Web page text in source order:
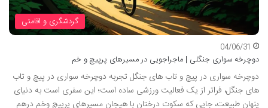
گردشگری و اقامتی
04/06/31
دوچرخه سواری جنگلی | ماجراجویی در مسیرهای پرپیچ و خم
دوچرخه سواری در پیچ و تاب های جنگل تجربه دوچرخه سواری در پیچ و تاب
های جنگل، فراتر از یک فعالیت ورزشی ساده است؛ این سفری است به دنیای
پنهان طبیعت، جایی که سکوت درختان با هیجان مسیرهای پرپیچ وخم درهم